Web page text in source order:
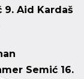
9. Aid Kardaš
Semić 16.